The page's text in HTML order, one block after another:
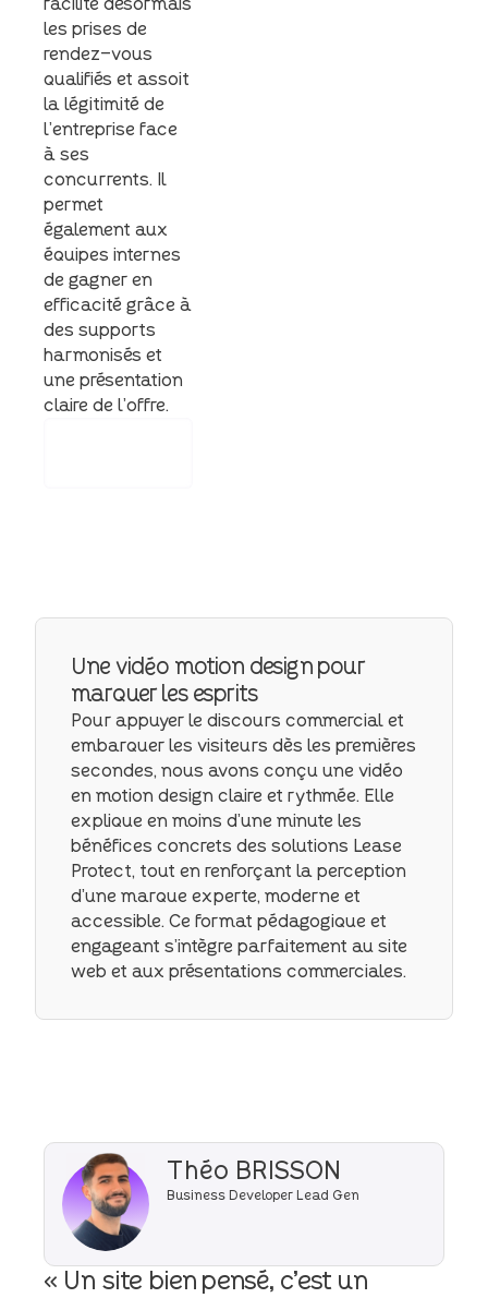
facilite désormais
les prises de
rendez-vous
qualifiés et assoit
la légitimité de
l’entreprise face
à ses
concurrents. Il
permet
également aux
équipes internes
de gagner en
efficacité grâce à
des supports
harmonisés et
une présentation
claire de l’offre.
Une vidéo motion design pour
marquer les esprits
Pour appuyer le discours commercial et
embarquer les visiteurs dès les premières
secondes, nous avons conçu une vidéo
en motion design claire et rythmée. Elle
explique en moins d’une minute les
bénéfices concrets des solutions Lease
Protect, tout en renforçant la perception
d’une marque experte, moderne et
accessible. Ce format pédagogique et
engageant s’intègre parfaitement au site
web et aux présentations commerciales.
Théo BRISSON
Business Developer Lead Gen
« Un site bien pensé, c’est un